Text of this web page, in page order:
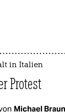
in Italien
Protest
Michael Braun